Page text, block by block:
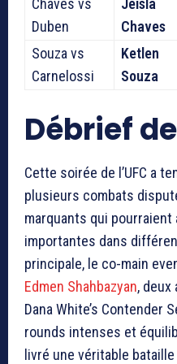
Duben
Chaves
Souza vs
Carnelossi
Ketlen
Souza
Débrief
Cette soirée de l’UFC a
plusieurs combats
marquants qui
importantes dans
principale, le co-main
Edmen Shahbazyan,
Dana White’s Contender
rounds intenses et
livré une véritable